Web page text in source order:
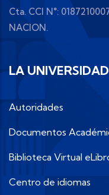
Cta. CCI N°:
NACION.
LA UNIVERSIDAD
Autoridades
Documentos
Biblioteca Virtual
Centro de idiomas